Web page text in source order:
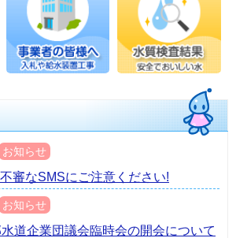
お知らせ
審なSMSにご注意ください!
お知らせ
道企業団議会臨時会の開会について